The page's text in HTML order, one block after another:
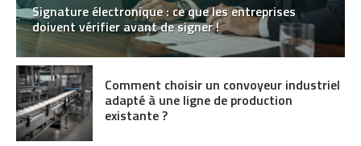
Signature électronique : ce que les entreprises
doivent vérifier avant de signer !
Comment choisir un convoyeur industriel
adapté à une ligne de production
existante ?